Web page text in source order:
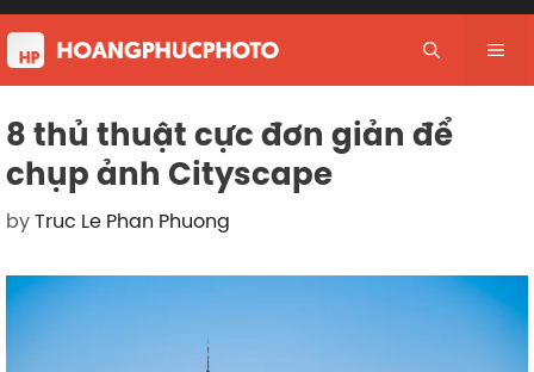
Skip
to
content
8 thủ thuật cực đơn giản để
chụp ảnh Cityscape
byTruc Le Phan Phuong